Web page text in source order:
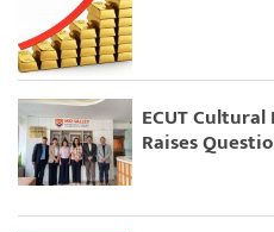
ECUT
Raises